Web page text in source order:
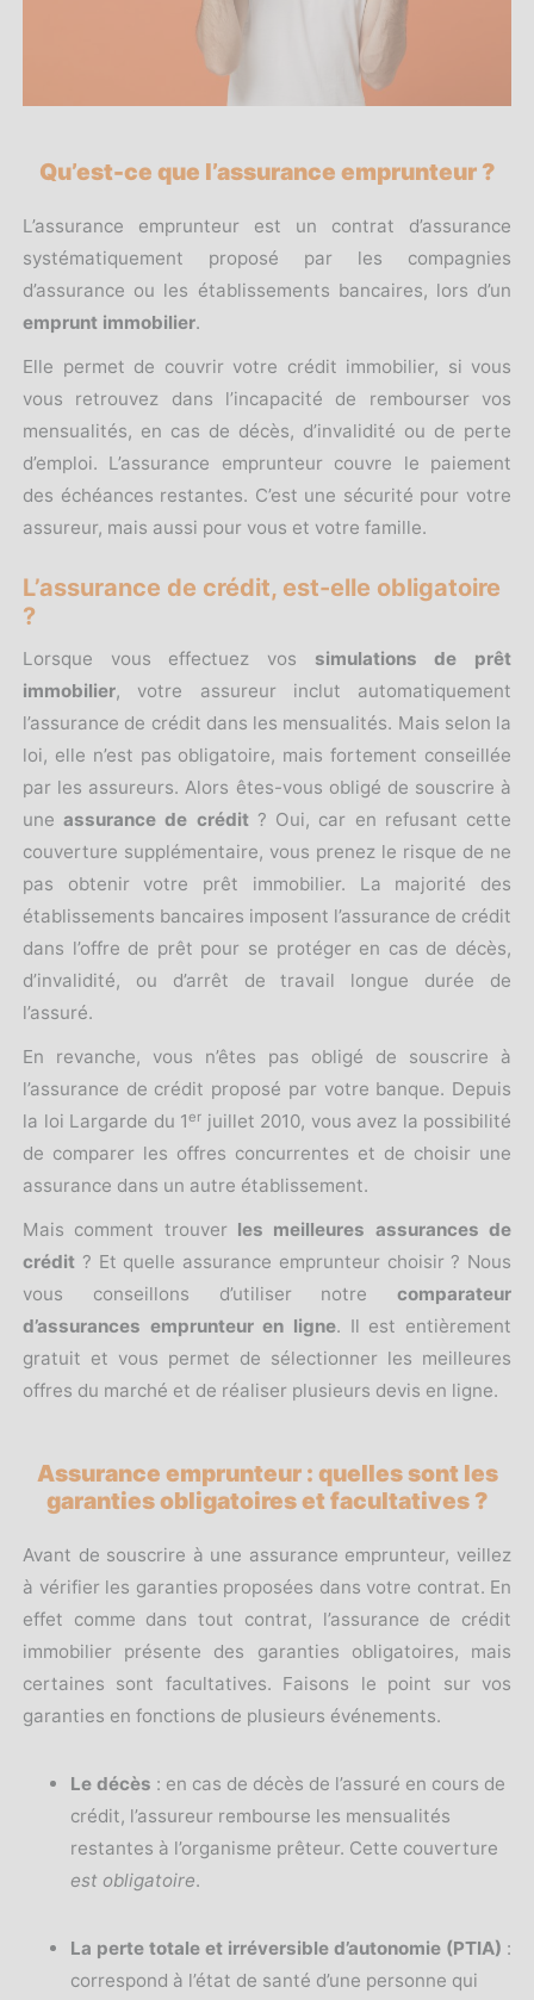
Qu’est-ce que l’assurance emprunteur ?
L’assurance emprunteur est un contrat d’assurance
systématiquement proposé par les compagnies
d’assurance ou les établissements bancaires, lors d’un
emprunt immobilier.
Elle permet de couvrir votre crédit immobilier, si vous
vous retrouvez dans l’incapacité de rembourser vos
mensualités, en cas de décès, d’invalidité ou de perte
d’emploi. L’assurance emprunteur couvre le paiement
des échéances restantes. C’est une sécurité pour votre
assureur, mais aussi pour vous et votre famille.
L’assurance de crédit, est-elle obligatoire
?
Lorsque vous effectuez vos simulations de prêt
immobilier, votre assureur inclut automatiquement
l’assurance de crédit dans les mensualités. Mais selon la
loi, elle n’est pas obligatoire, mais fortement conseillée
par les assureurs. Alors êtes-vous obligé de souscrire à
uneassurance de crédit ? Oui, car en refusant cette
couverture supplémentaire, vous prenez le risque de ne
pas obtenir votre prêt immobilier. La majorité des
établissements bancaires imposent l’assurance de crédit
dans l’offre de prêt pour se protéger en cas de décès,
d’invalidité, ou d’arrêt de travail longue durée de
l’assuré.
En revanche, vous n’êtes pas obligé de souscrire à
l’assurance de crédit proposé par votre banque. Depuis
la loi Largarde du 1er juillet 2010, vous avez la possibilité
de comparer les offres concurrentes et de choisir une
assurance dans un autre établissement.
Mais comment trouver les meilleures assurances de
crédit ? Et quelle assurance emprunteur choisir ? Nous
vous conseillons d’utiliser notre comparateur
d’assurances emprunteur en ligne. Il est entièrement
gratuit et vous permet de sélectionner les meilleures
offres du marché et de réaliser plusieurs devis en ligne.
Assurance emprunteur : quelles sont les
garanties obligatoires et facultatives ?
Avant de souscrire à une assurance emprunteur, veillez
à vérifier les garanties proposées dans votre contrat. En
effet comme dans tout contrat, l’assurance de crédit
immobilier présente des garanties obligatoires, mais
certaines sont facultatives. Faisons le point sur vos
garanties en fonctions de plusieurs événements.
Le décès : en cas de décès de l’assuré en cours de
crédit, l’assureur rembourse les mensualités
restantes à l’organisme prêteur. Cette couverture
est obligatoire.
La perte totale et irréversible d’autonomie (PTIA) :
correspond à l’état de santé d’une personne qui